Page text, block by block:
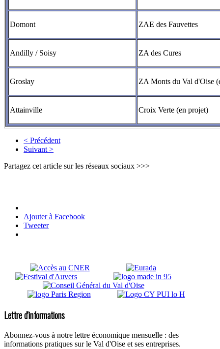
Domont ZAE des Fauvettes
Andilly / Soisy ZA des Cures
Groslay ZA Monts du Val d'Oise
Attainville Croix Verte (en projet)
< Précédent
Suivant >
Partagez cet article sur les réseaux sociaux >>>
Ajouter à Facebook
Tweeter
Lettre d'informations
Abonnez-vous à notre lettre économique mensuelle : des
informations pratiques sur le Val d'Oise et ses entreprises.